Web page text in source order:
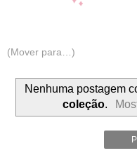
Nenhuma postagem
coleção.